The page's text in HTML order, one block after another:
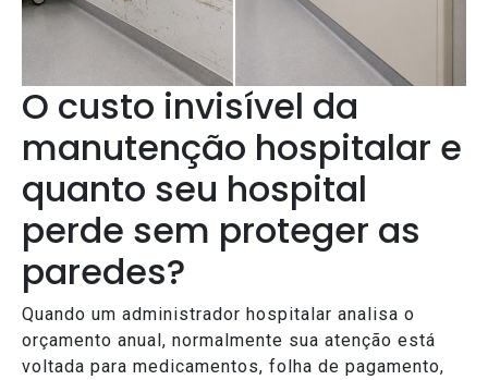
O custo invisível da
manutenção hospitalar e
quanto seu hospital
perde sem proteger as
paredes?
Quando um administrador hospitalar analisa o
orçamento anual, normalmente sua atenção está
voltada para medicamentos, folha de pagamento,